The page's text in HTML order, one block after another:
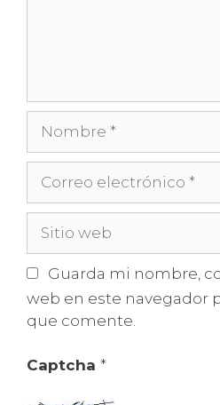
electrónico
web
Guarda mi nombre,
web en este navegador
que comente.
Captcha *